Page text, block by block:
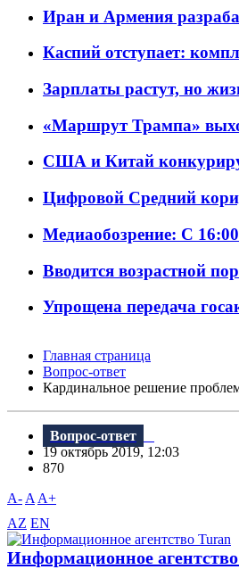
Иран и Армения
Каспий отступает:
Зарплаты растут, но
«Маршрут Трампа»
США и Китай
Цифровой Средний
Медиаобозрение: С 16:00
Вводится возрастной
Упрощена передача
Главная страница
Вопрос-ответ
Кардинальное решение
Вопрос-ответ
19 октябрь 2019, 12:03
870
A- A A+
AZ EN
Информационное